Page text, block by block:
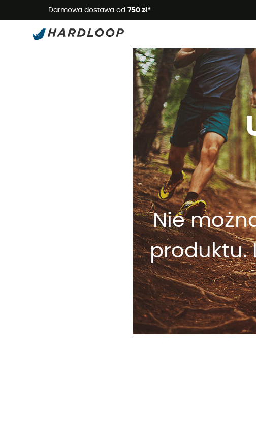
Darmowa dostawa od 750 zł* Letnie
Nie
produktu.